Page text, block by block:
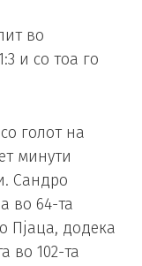
во
и со тоа го
голот на
минути
Сандро
во 64-та
Пјаца, додека
во 102-та